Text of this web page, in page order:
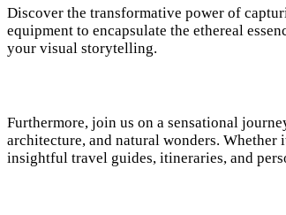
Discover the transformative power of
equipment to encapsulate the ethereal
your visual storytelling.
Furthermore, join us on a sensational
architecture, and natural wonders. Whether
insightful travel guides, itineraries, and